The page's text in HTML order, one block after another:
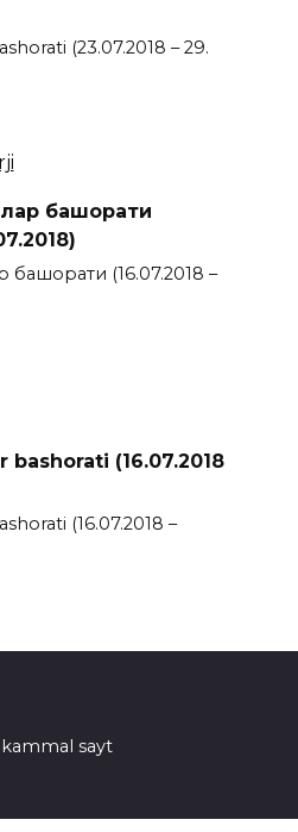
(23.07.2018 – 29.
башорати
(16.07.2018 –
bashorati (16.07.2018
(16.07.2018 –
sayt